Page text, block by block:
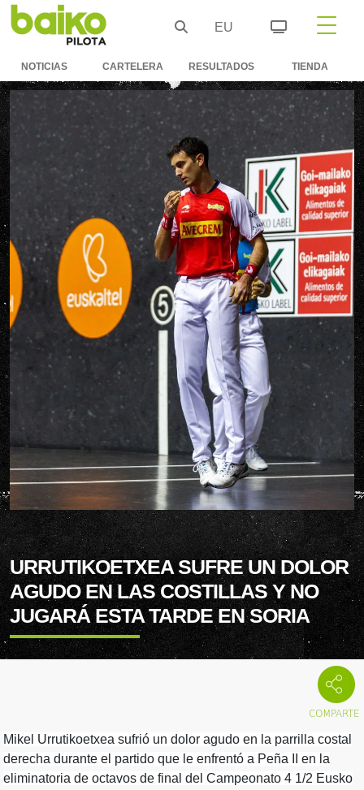
EU
NOTICIAS CARTELERA RESULTADOS TIENDA
URRUTIKOETXEA SUFRE UN DOLOR
AGUDO EN LAS COSTILLAS Y NO
JUGARÁ ESTA TARDE EN SORIA
Mikel Urrutikoetxea sufrió un dolor agudo en la parrilla costal
derecha durante el partido que le enfrentó a Peña II en la
eliminatoria de octavos de final del Campeonato 4 1/2 Eusko